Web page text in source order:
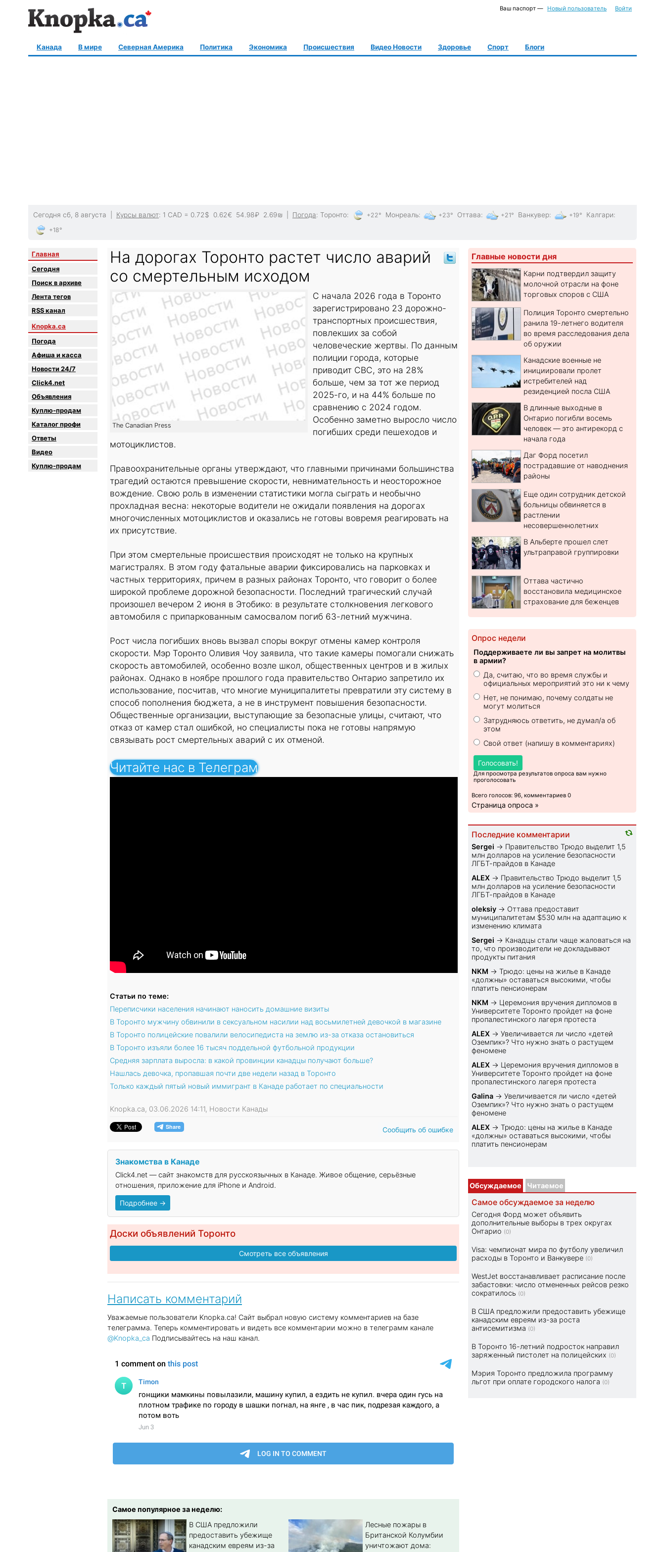
Ваш паспорт — Новый пользователь Войти
Канада В мире Северная Америка Политика Экономика Происшествия Видео Новости Здоровье Спорт Блоги
Сегодня сб, 8 августа | Курсы валют: 1 CAD = 0.72$ 0.62€ 54.98₽ 2.69₪ Погода: Торонто: +22° Монреаль: +23° Оттава: +21° Ванкувер: +19° Калгари:
+18°
Главная
Сегодня
Поиск в архиве
Лента тегов
RSS канал
Knopka.ca
Погода
Афиша и касса
Новости 24/7
Click4.net
Объявления
Куплю-продам
Каталог профи
Oтветы
Видео
Куплю-продам
На дорогах Торонто растет число аварий
со смертельным исходом
The Canadian Press
С начала 2026 года в Торонто
зарегистрировано 23 дорожно-
транспортных происшествия,
повлекших за собой
человеческие жертвы. По данным
полиции города, которые
приводит CBC, это на 28%
больше, чем за тот же период
2025-го, и на 44% больше по
сравнению с 2024 годом.
Особенно заметно выросло число
погибших среди пешеходов и
мотоциклистов.
Правоохранительные органы утверждают, что главными причинами большинства
трагедий остаются превышение скорости, невнимательность и неосторожное
вождение. Свою роль в изменении статистики могла сыграть и необычно
прохладная весна: некоторые водители не ожидали появления на дорогах
многочисленных мотоциклистов и оказались не готовы вовремя реагировать на
их присутствие.
При этом смертельные происшествия происходят не только на крупных
магистралях. В этом году фатальные аварии фиксировались на парковках и
частных территориях, причем в разных районах Торонто, что говорит о более
широкой проблеме дорожной безопасности. Последний трагический случай
произошел вечером 2 июня в Этобико: в результате столкновения легкового
автомобиля с припаркованным самосвалом погиб 63-летний мужчина.
Рост числа погибших вновь вызвал споры вокруг отмены камер контроля
скорости. Мэр Торонто Оливия Чоу заявила, что такие камеры помогали снижать
скорость автомобилей, особенно возле школ, общественных центров и в жилых
районах. Однако в ноябре прошлого года правительство Онтарио запретило их
использование, посчитав, что многие муниципалитеты превратили эту систему в
способ пополнения бюджета, а не в инструмент повышения безопасности.
Общественные организации, выступающие за безопасные улицы, считают, что
отказ от камер стал ошибкой, но специалисты пока не готовы напрямую
связывать рост смертельных аварий с их отменой.
Читайте нас в Телеграм
Статьи по теме:
Переписчики населения начинают наносить домашние визиты
В Торонто мужчину обвинили в сексуальном насилии над восьмилетней девочкой в магазине
В Торонто полицейские повалили велосипедиста на землю из-за отказа остановиться
В Торонто изъяли более 16 тысяч поддельной футбольной продукции
Средняя зарплата выросла: в какой провинции канадцы получают больше?
Нашлась девочка, пропавшая почти две недели назад в Торонто
Только каждый пятый новый иммигрант в Канаде работает по специальности
Knopka.ca, 03.06.2026 14:11, Новости Канады
Сообщить об ошибке
Знакомства в Канаде
Click4.net — сайт знакомств для русскоязычных в Канаде. Живое общение, серьёзные
отношения, приложение для iPhone и Android.
Подробнее →
Доски объявлений Торонто
Смотреть все объявления
Написать комментарий
Уважаемые пользователи Knopka.ca! Сайт выбрал новую систему комментариев на базе
телеграмма. Теперь комментировать и видеть все комментарии можно в телеграмм канале
@Knopka_ca Подписывайтесь на наш канал.
Самое популярное за неделю:
В США предложили
предоставить убежище
канадским евреям из-за
Лесные пожары в
Британской Колумбии
уничтожают дома:
Главные новости дня
Карни подтвердил защиту
молочной отрасли на фоне
торговых споров с США
Полиция Торонто смертельно
ранила 19-летнего водителя
во время расследования дела
об оружии
Канадские военные не
инициировали пролет
истребителей над
резиденцией посла США
В длинные выходные в
Онтарио погибли восемь
человек — это антирекорд с
начала года
Даг Форд посетил
пострадавшие от наводнения
районы
Еще один сотрудник детской
больницы обвиняется в
растлении
несовершеннолетних
В Альберте прошел слет
ультраправой группировки
Оттава частично
восстановила медицинское
страхование для беженцев
Опрос недели
Поддерживаете ли вы запрет на молитвы
в армии?
Да, считаю, что во время службы и
официальных мероприятий это ни к чему
Нет, не понимаю, почему солдаты не
могут молиться
Затрудняюсь ответить, не думал/а об
этом
Свой ответ (напишу в комментариях)
Голосовать!
Для просмотра результатов опроса вам нужно
проголосовать
Всего голосов: 96, комментариев 0
Страница опроса »
Последние комментарии
Sеrgei → Правительство Трюдо выделит 1,5
млн долларов на усиление безопасности
ЛГБТ-прайдов в Канаде
ALEX → Правительство Трюдо выделит 1,5
млн долларов на усиление безопасности
ЛГБТ-прайдов в Канаде
oleksiy → Оттава предоставит
муниципалитетам $530 млн на адаптацию к
изменению климата
Sеrgei → Канадцы стали чаще жаловаться на
то, что производители не докладывают
продукты питания
NKM →Трюдо: цены на жилье в Канаде
«должны» оставаться высокими, чтобы
платить пенсионерам
NKM → Церемония вручения дипломов в
Университете Торонто пройдет на фоне
пропалестинского лагеря протеста
ALEX →Увеличивается ли число «детей
Оземпик»? Что нужно знать о растущем
феномене
ALEX → Церемония вручения дипломов в
Университете Торонто пройдет на фоне
пропалестинского лагеря протеста
Galina →Увеличивается ли число «детей
Оземпик»? Что нужно знать о растущем
феномене
ALEX →Трюдо: цены на жилье в Канаде
«должны» оставаться высокими, чтобы
платить пенсионерам
Обсуждаемое Читаемое
Самое обсуждаемое за неделю
Сегодня Форд может объявить
дополнительные выборы в трех округах
Онтарио (0)
Visa: чемпионат мира по футболу увеличил
расходы в Торонто и Ванкувере (0)
WestJet восстанавливает расписание после
забастовки: число отмененных рейсов резко
сократилось (0)
В США предложили предоставить убежище
канадским евреям из-за роста
антисемитизма (0)
В Торонто 16-летний подросток направил
заряженный пистолет на полицейских (0)
Мэрия Торонто предложила программу
льгот при оплате городского налога (0)